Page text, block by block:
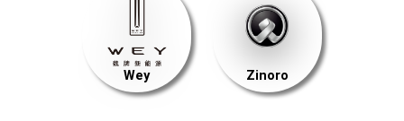
Wey Zinoro